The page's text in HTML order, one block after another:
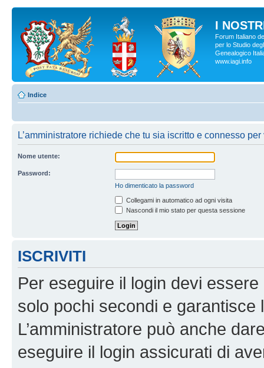
I
Forum Italiano
per lo Studio
Genealogico
www.iagi.info
Indice
L’amministratore richiede che tu sia iscritto e connesso
Nome utente:
Password:
Ho dimenticato la password
Collegami in automatico ad ogni visita
Nascondi il mio stato per questa sessione
ISCRIVITI
Per eseguire il login devi
solo pochi secondi e garantisce
L’amministratore può anche
eseguire il login assicurati di